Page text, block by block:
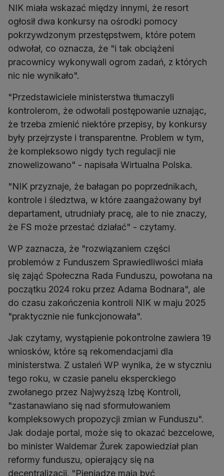
NIK miała wskazać między innymi, że resort
ogłosił dwa konkursy na ośrodki pomocy
pokrzywdzonym przestępstwem, które potem
odwołał, co oznacza, że "i tak obciążeni
pracownicy wykonywali ogrom zadań, z których
nic nie wynikało".
"Przedstawiciele ministerstwa tłumaczyli
kontrolerom, że odwołali postępowanie uznając,
że trzeba zmienić niektóre przepisy, by konkursy
były przejrzyste i transparentne. Problem w tym,
że kompleksowo nigdy tych regulacji nie
znowelizowano" - napisała Wirtualna Polska.
"NIK przyznaje, że bałagan po poprzednikach,
kontrole i śledztwa, w które zaangażowany był
departament, utrudniały pracę, ale to nie znaczy,
że FS może przestać działać" - czytamy.
WP zaznacza, że "rozwiązaniem części
problemów z Funduszem Sprawiedliwości miała
się zająć Społeczna Rada Funduszu, powołana na
początku 2024 roku przez Adama Bodnara", ale
do czasu zakończenia kontroli NIK w maju 2025
"praktycznie nie funkcjonowała".
Jak czytamy, wystąpienie pokontrolne zawiera 19
wniosków, które są rekomendacjami dla
ministerstwa. Z ustaleń WP wynika, że w styczniu
tego roku, w czasie panelu eksperckiego
zwołanego przez Najwyższą Izbę Kontroli,
"zastanawiano się nad sformułowaniem
kompleksowych propozycji zmian w Funduszu".
Jak dodaje portal, może się to okazać bezcelowe,
bo minister Waldemar Żurek zapowiedział plan
reformy funduszu, opierający się na
decentralizacji. "Pieniądze mają być